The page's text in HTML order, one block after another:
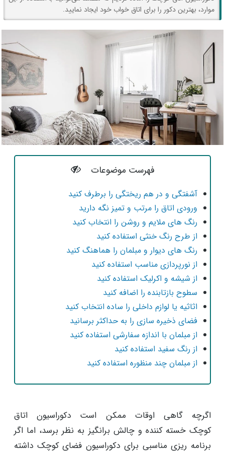
موارد، بهترین دکور را برای اتاق خواب خود ایجاد نمایید.
فهرست موضوعات
آشفتگی و در هم ریختگی را برطرف کنید
ورودی اتاق را مرتب و تمیز نگه دارید
رنگ های ملایم و روشن را انتخاب کنید
از طرح رنگ خنثی استفاده کنید
رنگ های دیوار و مبلمان را هماهنگ کنید
از نورپردازی مناسب استفاده کنید
از شیشه و اکرلیک استفاده کنید
سطوح بازتابنده را اضافه کنید
اثاثیه یا لوازم داخلی را ساده انتخاب کنید
فضای ذخیره سازی را به حداکثر برسانید
از مبلمان با اندازه سفارشی استفاده کنید
از رنگ سفید استفاده کنید
از مبلمان چند منظوره استفاده کنید
اگرچه گاهی اوقات ممکن است دکوراسیون اتاق
کوچک خسته کننده و چالش برانگیز به نظر برسد، اما اگر
برنامه ریزی مناسبی برای دکوراسیون فضای کوچک داشته